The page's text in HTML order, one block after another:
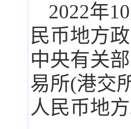
2022年
民币地方
中央有关
易所(港交
人民币地